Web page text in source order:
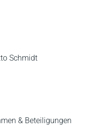
Schmidt
& Beteiligungen